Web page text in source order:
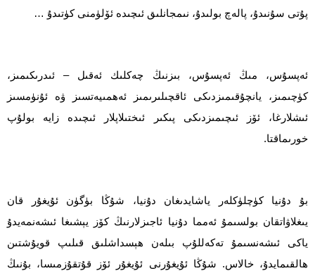
پۇتى سۇنىدۇ، پالەچ بولىدۇ، نىمجانلىق ئىچىدە ئۆلۈمنى كۈتىدۇ …
ئەپسۇس، مىڭ ئەپسۇس، بىزنىڭ چەكلىك ئەقىل – ئىدرىكىمىز،
كۈچىمىز، يانچۇقىمىزدىكى ئاقچىلىرىمىز ئەھمىيەتسىز ۋە ئۇنۈمسىز
ئىشلارغا، ئۆز ئىچىمىزدىكى پىكىر ئىختىلاپلار ئىچىدە زايە بولۇپ
خورىماقتا.
بۇ دۇنيا كۈچلۈكلەر ياشايدىغان دۇنيا، شۇڭا بۈگۈن ئۇيغۇر قان
يىغلاۋاتقان بولسىمۇ ئەمما دۇنيا ئاجىزلارنىڭ كۆز يېشىغا ئىشەنمەيدۇ
ياكى ئىشەنسىمۇ تەكەللۇپ بىلەن ھېسداشلىق قىلىپ قويۇشتىن
ھالقىمايدۇ، خالاس. شۇڭا ئۇيغۇرنى ئۇيغۇر ئۆز قۇتقۇزمىسا، بۇنىڭ